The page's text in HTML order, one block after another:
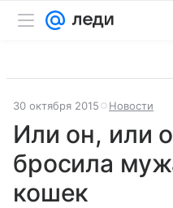
30 октября 2015 Новости
Или он, или
бросила
кошек